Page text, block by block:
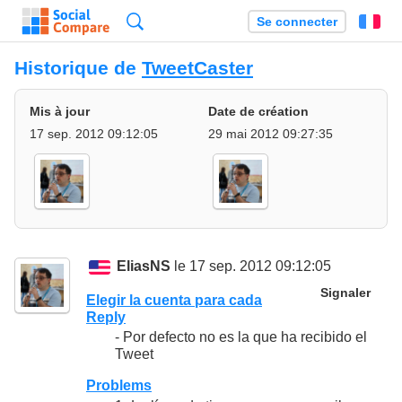
Se connecter
Historique de TweetCaster
Mis à jour
17 sep. 2012 09:12:05
Date de création
29 mai 2012 09:27:35
EliasNS le 17 sep. 2012 09:12:05
Signaler
Elegir la cuenta para cada
Reply
- Por defecto no es la que ha recibido el
Tweet
Problems